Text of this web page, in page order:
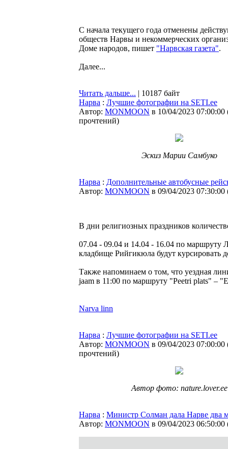
С начала текущего года отменены
обществ Нарвы и некоммерческих
Доме народов, пишет "Нарвская газета".
Далее...
Читать дальше... | 10187 байт
Нарва : Лучшие фотографии на SETI.ee
Автор: MONMOON в 10/04/2023 07:00:00
прочтений)
Эскиз Марии Самбуко
Нарва : Дополнительные автобусные
Автор: MONMOON в 09/04/2023 07:30:00
В дни религиозных праздников
07.04 - 09.04 и 14.04 - 16.04 по маршруту
кладбище Рийгикюла будут курсировать
Также напоминаем о том, что уездная
jaam в 11:00 по маршруту "Peetri plats" –
Narva linn
Нарва : Лучшие фотографии на SETI.ee
Автор: MONMOON в 09/04/2023 07:00:00
прочтений)
Автор фото: nature.lover.ee
Нарва : Министр Солман дала Нарве два
Автор: MONMOON в 09/04/2023 06:50:00